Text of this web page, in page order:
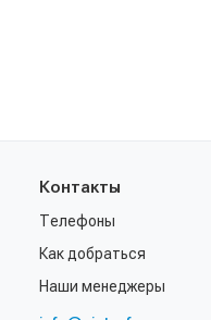
Контакты
Телефоны
Как добраться
Наши менеджеры